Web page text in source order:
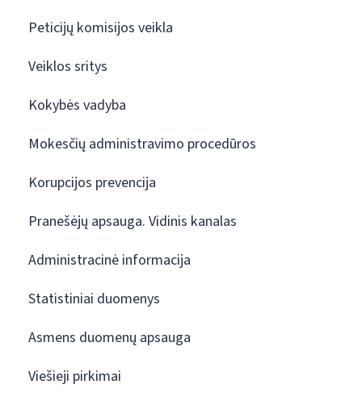
Peticijų komisijos veikla
Veiklos sritys
Kokybės vadyba
Mokesčių administravimo procedūros
Korupcijos prevencija
Pranešėjų apsauga. Vidinis kanalas
Administracinė informacija
Statistiniai duomenys
Asmens duomenų apsauga
Viešieji pirkimai